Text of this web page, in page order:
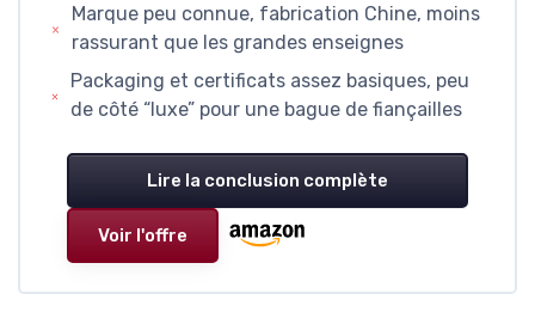
Marque peu connue, fabrication Chine, moins
rassurant que les grandes enseignes
Packaging et certificats assez basiques, peu
de côté “luxe” pour une bague de fiançailles
Lire la conclusion complète
Voir l'offre